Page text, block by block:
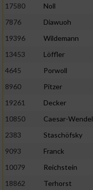
17580
Noll
7876
Diawuoh
19396
Wildemann
13453
Löffler
4645
Porwoll
8960
Pitzer
19261
Decker
10850
Caesar-Wendel
2383
Staschöfsky
9093
Franck
10079
Reichstein
18862
Terhorst